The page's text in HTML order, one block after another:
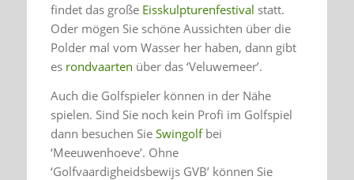
findet das große Eisskulpturenfestival statt.
Oder mögen Sie schöne Aussichten über die
Polder mal vom Wasser her haben, dann gibt
es rondvaarten über das ‘Veluwemeer’.
Auch die Golfspieler können in der Nähe
spielen. Sind Sie noch kein Profi im Golfspiel
dann besuchen Sie Swingolfbei
‘Meeuwenhoeve’. Ohne
‘Golfvaardigheidsbewijs GVB’ können Sie